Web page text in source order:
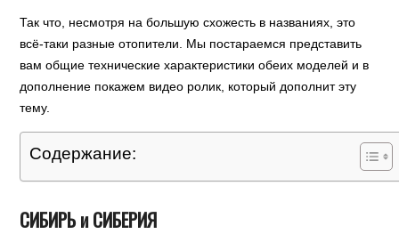
Так что, несмотря на большую схожесть в названиях, это
всё-таки разные отопители. Мы постараемся представить
вам общие технические характеристики обеих моделей и в
дополнение покажем видео ролик, который дополнит эту
тему.
Содержание:
СИБИРЬ и СИБЕРИЯ